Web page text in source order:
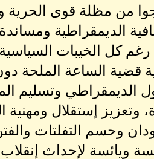
من مظلة قوى الحرية
الديمقراطية
كل الخيبات السياسية
قضية الساعة الملحة
الديمقراطي وتسليم
وتعزيز إستقلال
وحسم التفلتات
ويائسة لإحداث